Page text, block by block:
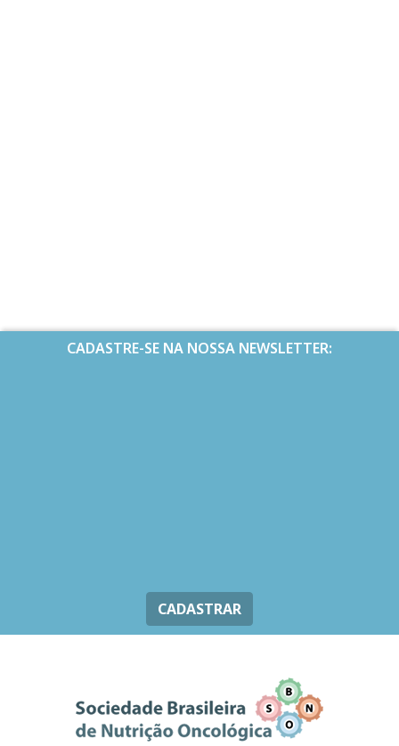
CADASTRE-SE NA NOSSA NEWSLETTER:
CADASTRAR